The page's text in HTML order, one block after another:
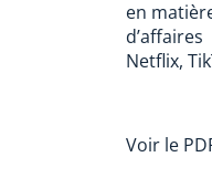
en
Netflix,
Voir le